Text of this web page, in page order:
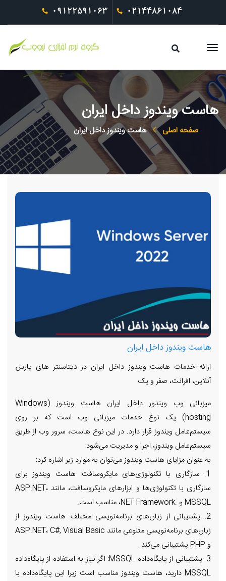
09122591063 02144861084
هاست ویندوز داخل ایران
صفحه اصلی هاست ویندوز داخل ایران
هاست ویندوز داخل ایران
ارائه خدمات هاست ویندوز داخل ایران در دیتاسنتر های پارس
آنلاین، افرانت، صفر و یک
میزبانی وب ویندور داخل ایران هاست ویندوز (Windows
hosting) یک نوع خدمات میزبانی وب است که بر روی
سیستم‌عامل ویندوز قرار دارد. در این نوع هاست، سرور وب از طریق
سیستم‌عامل ویندوز، اجرا و مدیریت می‌شود.
به عنوان مزایای هاست ویندوز می‌توان به موارد زیر اشاره کرد:
1. سازگاری با تکنولوژی‌های مایکروسافت: هاست ویندوز برای
سازگاری با تکنولوژی‌ها و ابزارهای مایکروسافت، مانند ASP.NET،
MSSQL و .NET Framework، مناسب است.
2. پشتیبانی از زبان‌های برنامه‌نویسی مختلف: هاست ویندوز از
زبان‌های برنامه‌نویسی متنوعی مانند ASP.NET، C#, Visual Basic
و PHP پشتیبانی می‌کند.
3. پشتیبانی از پایگاه‌داده MSSQL: اگر نیاز به استفاده از پایگاه‌داده
MSSQL دارید، هاست ویندوز مناسب است زیرا این پایگاه‌داده با